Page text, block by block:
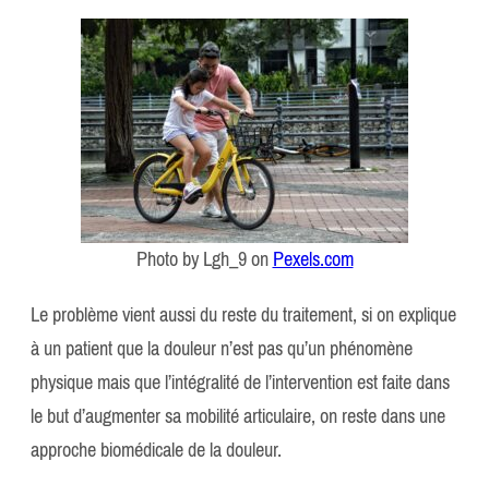
Photo by Lgh_9 onPexels.com
Le problème vient aussi du reste du traitement, si on explique
à un patient que la douleur n’est pas qu’un phénomène
physique mais que l’intégralité de l’intervention est faite dans
le but d’augmenter sa mobilité articulaire, on reste dans une
approche biomédicale de la douleur.